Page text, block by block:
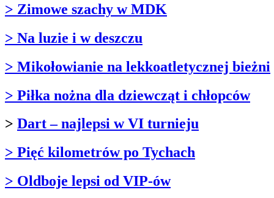
> Zimowe szachy w MDK
> Na luzie i w deszczu
> Mikołowianie na lekkoatletycznej bieżni
> Piłka nożna dla dziewcząt i chłopców
> Dart – najlepsi w VI turnieju
> Pięć kilometrów po Tychach
> Oldboje lepsi od VIP-ów